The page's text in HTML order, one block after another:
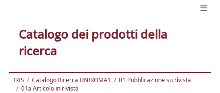
Catalogo dei prodotti della
ricerca
IRIS Catalogo Ricerca UNIROMA1
01 Pubblicazione su rivista
01a Articolo in rivista